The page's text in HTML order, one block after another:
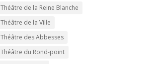
Théâtre de la Reine Blanche
Théâtre de la Ville
Théâtre des Abbesses
Théâtre du Rond-point